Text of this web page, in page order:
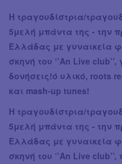
Η τραγουδίστρια/
5μελή μπάντα της - την
Ελλάδας με γυναικεία
σκηνή του ‘’An Live
δονήσεις!ό υλικό, roots
και mash-up tunes!
Η τραγουδίστρια/
5μελή μπάντα της - την
Ελλάδας με γυναικεία
σκηνή του ‘’An Live